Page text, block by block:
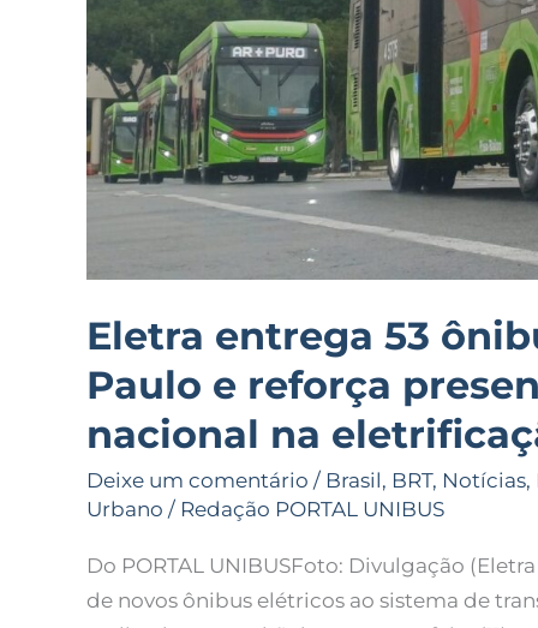
Eletra entrega 53
Paulo e reforça
nacional na
Deixe um comentário / Brasil, BRT, Notícias,
Urbano / Redação PORTAL UNIBUS
Do PORTAL UNIBUSFoto: Divulgação
de novos ônibus elétricos ao sistema de
indústria
nacional
na
eletrificação
da
frota